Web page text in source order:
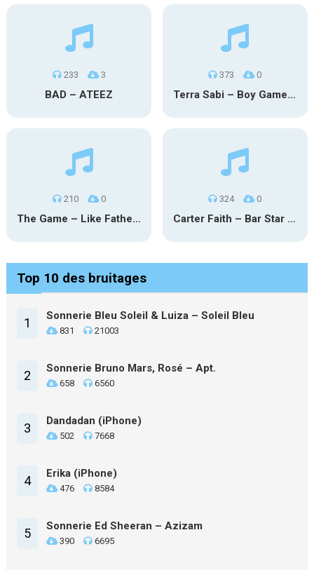
233 3
BAD – ATEEZ
373 0
Terra Sabi – Boy Game X Marcia Cruz
210 0
The Game – Like Father Like Daughter
324 0
Carter Faith – Bar Star Vevo
Top 10 des bruitages
1 Sonnerie Bleu Soleil & Luiza – Soleil Bleu
831 21003
2 Sonnerie Bruno Mars, Rosé – Apt.
658 6560
3 Dandadan (iPhone)
502 7668
4 Erika (iPhone)
476 8584
5 Sonnerie Ed Sheeran – Azizam
390 6695